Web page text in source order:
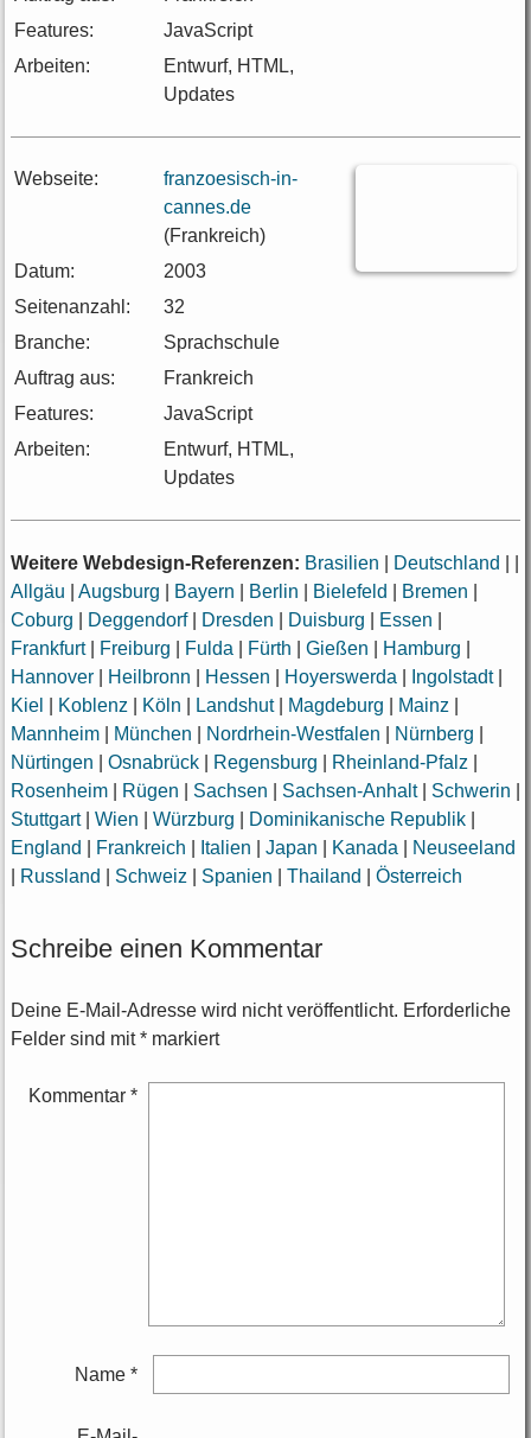
Features:
JavaScript
Arbeiten:
Entwurf, HTML,
Updates
Webseite:
franzoesisch-in-
cannes.de
(Frankreich)
Datum:
2003
Seitenanzahl:
32
Branche:
Sprachschule
Auftrag aus:
Frankreich
Features:
JavaScript
Arbeiten:
Entwurf, HTML,
Updates
Weitere Webdesign-Referenzen: Brasilien Deutschland
Allgäu
Augsburg Bayern Berlin Bielefeld Bremen
Coburg
Deggendorf| Dresden Duisburg Essen
Frankfurt| Freiburg Fulda Fürth Gießen Hamburg
Hannover| Heilbronn Hessen Hoyerswerda Ingolstadt|
Kiel
Koblenz Köln Landshut| Magdeburg Mainz
Mannheim| München Nordrhein-Westfalen Nürnberg
Nürtingen
Osnabrück| Regensburg Rheinland-Pfalz
Rosenheim| Rügen Sachsen Sachsen-Anhalt| Schwerin
Stuttgart| Wien Würzburg Dominikanische Republik|
England
Frankreich Italien Japan Kanada
Neuseeland
Russland Schweiz Spanien Thailand Österreich
Schreibe einen Kommentar
Deine E-Mail-Adresse wird nicht veröffentlicht. Erforderliche
Felder sind mit*markiert
Kommentar*
Name*